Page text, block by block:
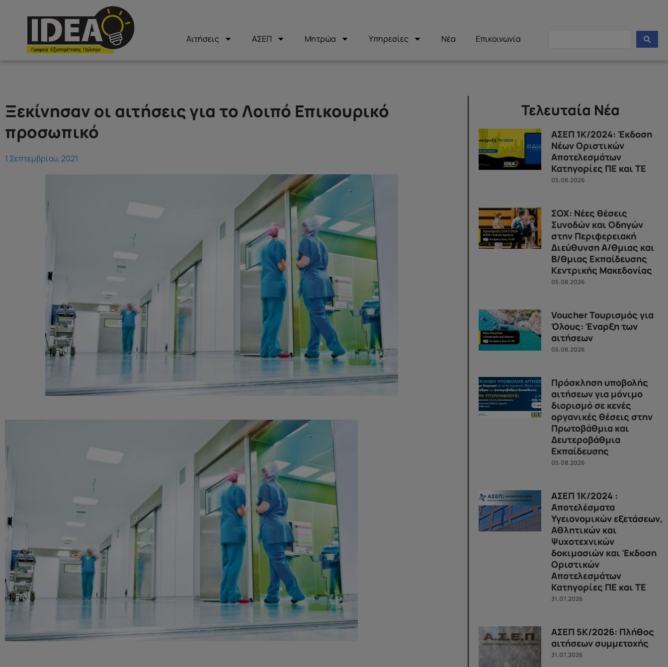
Αιτήσεις ΑΣΕΠ Μητρώα Υπηρεσίες Νέα Επικοινωνία
Ξεκίνησαν οι αιτήσεις για το Λοιπό Επικουρικό
προσωπικό
1 Σεπτεμβρίου, 2021
Τελευταία Νέα
ΑΣΕΠ 1Κ/2024: Έκδοση
Νέων Οριστικών
Αποτελεσμάτων
Κατηγορίες ΠΕ και ΤΕ
05.08.2026
ΣΟΧ: Νέες θέσεις
Συνοδών και Οδηγών
στην Περιφερειακή
Διεύθυνση Α/θμιας και
Β/θμιας Εκπαίδευσης
Κεντρικής Μακεδονίας
05.08.2026
Voucher Τουρισμός για
Όλους: Έναρξη των
αιτήσεων
05.08.2026
Πρόσκληση υποβολής
αιτήσεων για μόνιμο
διορισμό σε κενές
οργανικές θέσεις στην
Πρωτοβάθμια και
Δευτεροβάθμια
Εκπαίδευσης
05.08.2026
ΑΣΕΠ 1Κ/2024 :
Αποτελέσματα
Υγειονομικών εξετάσεων,
Αθλητικών και
Ψυχοτεχνικών
δοκιμασιών και Έκδοση
Οριστικών
Αποτελεσμάτων
Κατηγορίες ΠΕ και ΤΕ
31.07.2026
ΑΣΕΠ 5Κ/2026: Πλήθος
αιτήσεων συμμετοχής
31.07.2026